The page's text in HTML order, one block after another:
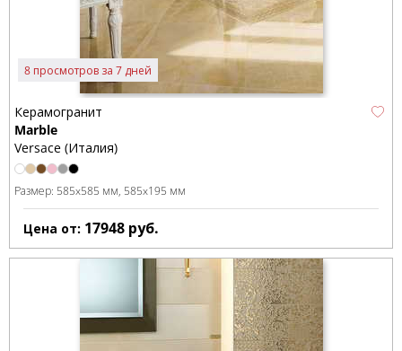
8 просмотров за 7 дней
Керамогранит
Marble
Versace (Италия)
Размер: 585x585 мм 585x195 мм
Цена от: 17948 руб.